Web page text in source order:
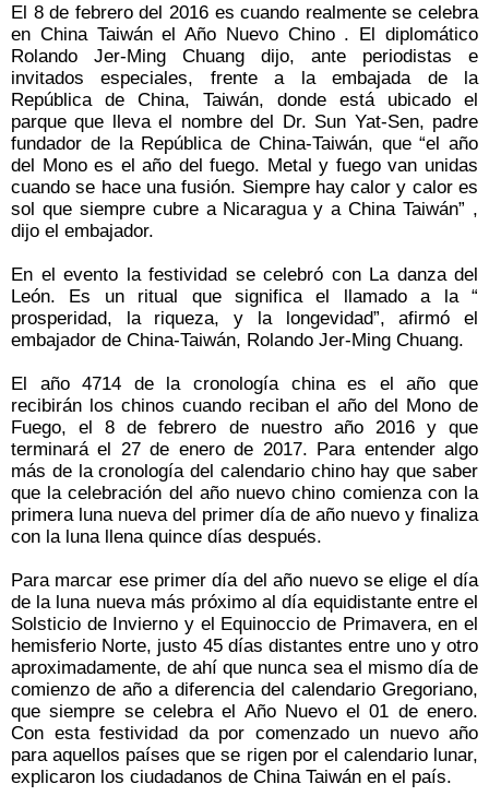
El 8 de febrero del 2016 es cuando realmente se celebra
en China Taiwán el Año Nuevo Chino . El diplomático
Rolando Jer-Ming Chuang dijo, ante periodistas e
invitados especiales, frente a la embajada de la
República de China, Taiwán, donde está ubicado el
parque que lleva el nombre del Dr. Sun Yat-Sen, padre
fundador de la República de China-Taiwán, que “el año
del Mono es el año del fuego. Metal y fuego van unidas
cuando se hace una fusión. Siempre hay calor y calor es
sol que siempre cubre a Nicaragua y a China Taiwán” ,
dijo el embajador.
En el evento la festividad se celebró con La danza del
León. Es un ritual que significa el llamado a la “
prosperidad, la riqueza, y la longevidad”, afirmó el
embajador de China-Taiwán, Rolando Jer-Ming Chuang.
El año 4714 de la cronología china es el año que
recibirán los chinos cuando reciban el año del Mono de
Fuego, el 8 de febrero de nuestro año 2016 y que
terminará el 27 de enero de 2017. Para entender algo
más de la cronología del calendario chino hay que saber
que la celebración del año nuevo chino comienza con la
primera luna nueva del primer día de año nuevo y finaliza
con la luna llena quince días después.
Para marcar ese primer día del año nuevo se elige el día
de la luna nueva más próximo al día equidistante entre el
Solsticio de Invierno y el Equinoccio de Primavera, en el
hemisferio Norte, justo 45 días distantes entre uno y otro
aproximadamente, de ahí que nunca sea el mismo día de
comienzo de año a diferencia del calendario Gregoriano,
que siempre se celebra el Año Nuevo el 01 de enero.
Con esta festividad da por comenzado un nuevo año
para aquellos países que se rigen por el calendario lunar,
explicaron los ciudadanos de China Taiwán en el país.